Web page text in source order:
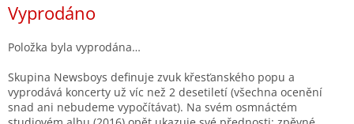
cena:
Vyprodáno
Položka byla vyprodána…
Skupina Newsboys definuje zvuk křesťanského popu a
vyprodává koncerty už víc než 2 desetiletí (všechna ocenění
snad ani nebudeme vypočítávat). Na svém osmnáctém